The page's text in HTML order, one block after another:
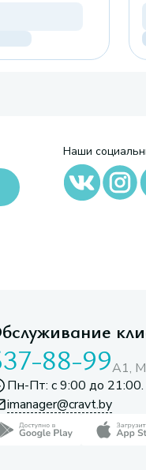
Наши
88-99A1,
Пн-Пт: с 9:00 до
imanager@cravt.by